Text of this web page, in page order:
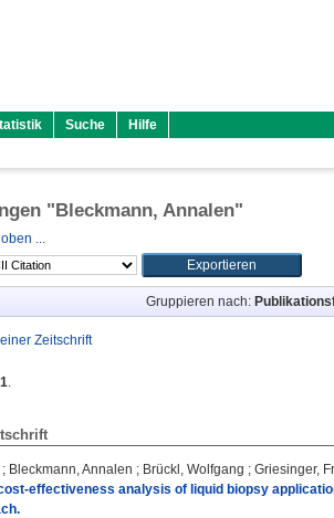
Suche Hilfe
"Bleckmann, Annalen"
...
Gruppieren nach:
Zeitschrift
1.
; Bleckmann, Annalen ; Brückl, Wolfgang ; Griesinger,
analysis of liquid biopsy